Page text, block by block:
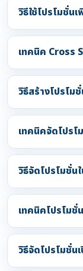
วิธีใช้โปรโมชั่น
เทคนิค Cross
วิธีสร้างโปรโม
เทคนิคจัดโปรโ
วิธีจัดโปรโมชั่น
เทคนิคโปรโม
วิธีจัดโปรโมชั่น